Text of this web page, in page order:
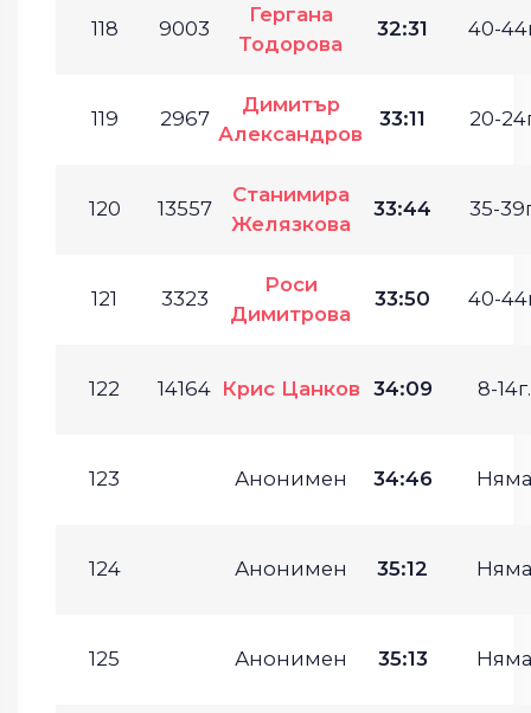
118 9003
Гергана
Тодорова
32:31 40-
119 2967
Димитър
Александров
33:11 20-
120 13557
Станимира
Желязкова
33:44 35-
121 3323
Роси
Димитрова
33:50 40-
122 14164 Крис Цанков 34:09 8-14г.
123 Анонимен 34:46 Няма
124 Анонимен 35:12 Няма
125 Анонимен 35:13 Няма